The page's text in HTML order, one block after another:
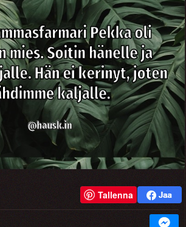
Tallenna